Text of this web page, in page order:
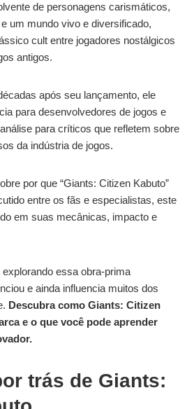
de personagens carismáticos,
um mundo vivo e diversificado,
cult entre jogadores nostálgicos
antigos.
após seu lançamento, ele
para desenvolvedores de jogos e
para críticos que refletem sobre
da indústria de jogos.
por que “Giants: Citizen Kabuto”
entre os fãs e especialistas, este
em suas mecânicas, impacto e
essa obra-prima
e ainda influencia muitos dos
Descubra como Giants: Citizen
e o que você pode aprender
trás de Giants: